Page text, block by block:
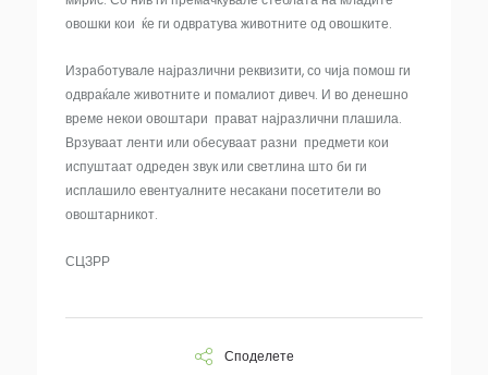
овошки кои ќе ги одвратува животните од овошките.
Изработувале најразлични реквизити, со чија помош ги
одвраќале животните и помалиот дивеч. И во денешно
време некои овоштари прават најразлични плашила.
Врзуваат ленти или обесуваат разни предмети кои
испуштаат одреден звук или светлина што би ги
исплашило евентуалните несакани посетители во
овоштарникот.
СЦЗРР
Споделете